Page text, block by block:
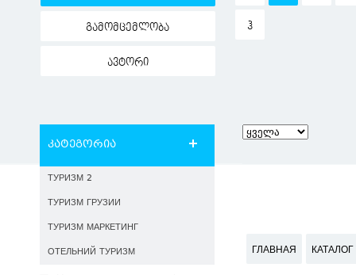
გამომცემლობა
ავტორი
Ჰ
კატეგორია
ТУРИЗМ 2
ТУРИЗМ ГРУЗИИ
ТУРИЗМ МАРКЕТИНГ
ОТЕЛЬНИЙ ТУРИЗМ
ГЛАВНАЯ